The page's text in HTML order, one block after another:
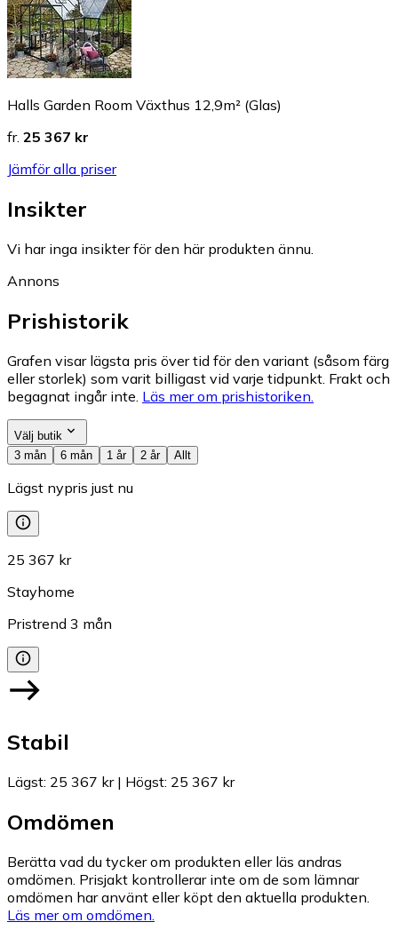
Halls Garden Room Växthus 12,9m² (Glas)
fr. 25 367 kr
Jämför alla priser
Insikter
Vi har inga insikter för den här produkten ännu.
Annons
Prishistorik
Grafen visar lägsta pris över tid för den variant (såsom färg
eller storlek) som varit billigast vid varje tidpunkt. Frakt och
begagnat ingår inte. Läs mer om prishistoriken.
Välj butik
3 mån
6 mån 1 år 2 år Allt
Lägst nypris just nu
25 367 kr
Stayhome
Pristrend 3 mån
Stabil
Lägst: 25 367 kr| Högst: 25 367 kr
Omdömen
Berätta vad du tycker om produkten eller läs andras
omdömen. Prisjakt kontrollerar inte om de som lämnar
omdömen har använt eller köpt den aktuella produkten.
Läs mer om omdömen.